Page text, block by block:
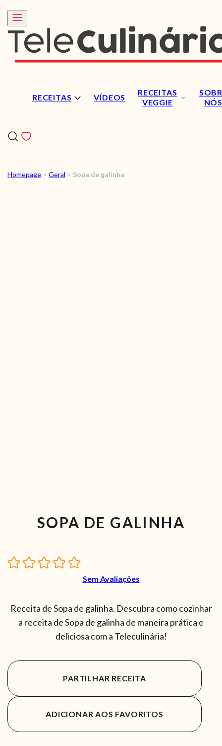
RECEITAS VÍDEOS
RECEITAS
VEGGIE
NÓS
RECEITAS
Homepage > Geral > Sopa de galinha
SOPA DE GALINHA
Sem Avaliações
Receita de Sopa de galinha. Descubra como cozinhar
a receita de Sopa de galinha de maneira prática e
deliciosa com a Teleculinária!
PARTILHAR RECEITA
ADICIONAR AOS FAVORITOS